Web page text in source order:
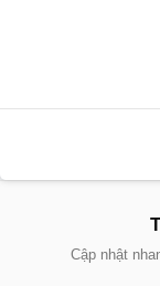
Cập nhật